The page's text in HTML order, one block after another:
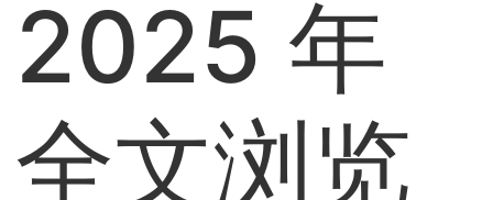
2025 年
全文浏览